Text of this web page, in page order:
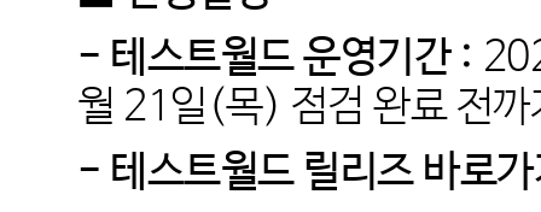
- 테스트월드 운영기간 :
월 21 일(목) 점검 완료 전까
- 테스트월드 릴리즈 바로